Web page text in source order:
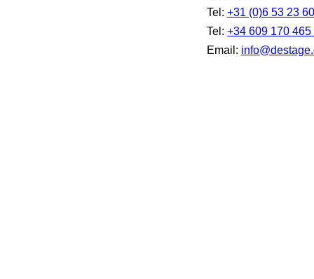
Tel: +31 (0)6 53 23
Tel: +34 609 170 465
Email: